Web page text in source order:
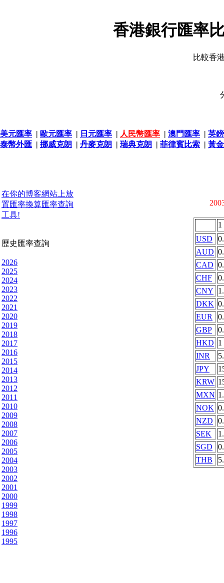
香港銀行匯率
比較香
美元匯率 | 歐元匯率 | 日元匯率 | 人民幣匯率 | 澳門匯率 | 英
泰幣外匯 | 挪威克朗 | 丹麥克朗 | 瑞典克朗 | 菲律賓比索 | 黃
在你的博客網站上放
置匯率換算匯率查詢
工具!
歷史匯率查詢
2026
2025
2024
2023
2022
2021
2020
2019
2018
2017
2016
2015
2014
2013
2012
2011
2010
2009
2008
2007
2006
2005
2004
2003
2002
2001
2000
1999
1998
1997
1996
1995
1
USD
AUD
CAD
CHF
CNY
DKK
EUR
GBP
HKD 1
INR
JPY
KRW
MXN
NOK
NZD
SEK
SGD
THB